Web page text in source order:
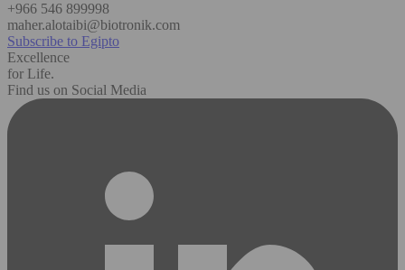
+966 546 899998
maher.alotaibi@biotronik.com
Subscribe to Egipto
Excellence
for Life.
Find us on Social Media